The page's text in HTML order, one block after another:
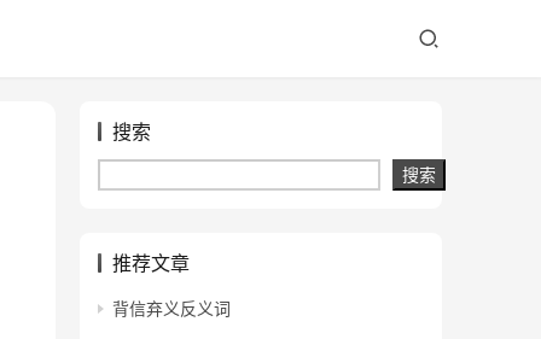
搜索
搜索
推荐文章
背信弃义反义词